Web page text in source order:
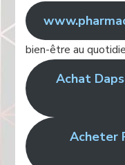
bien-être au
Achat
Acheter